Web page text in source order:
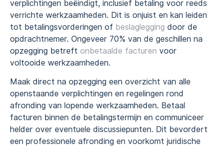
verplichtingen beëindigt, inclusief betaling voor reeds
verrichte werkzaamheden. Dit is onjuist en kan leiden
tot betalingsvorderingen of beslaglegging door de
opdrachtnemer. Ongeveer 70% van de geschillen na
opzegging betreft onbetaalde facturen voor
voltooide werkzaamheden.
Maak direct na opzegging een overzicht van alle
openstaande verplichtingen en regelingen rond
afronding van lopende werkzaamheden. Betaal
facturen binnen de betalingstermijn en communiceer
helder over eventuele discussiepunten. Dit bevordert
een professionele afronding en voorkomt juridische